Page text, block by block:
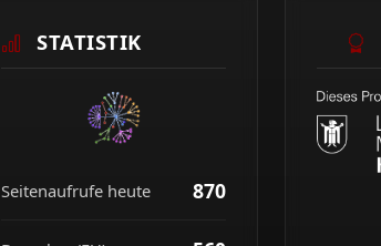
STATISTIK
Seitenaufrufe heute 870